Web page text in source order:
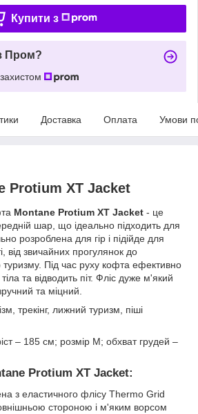
Купити з
Пром?
Доставка Оплата Умови
Protium XT Jacket
Montane Protium XT Jacket - це
шар, що ідеально підходить для
розроблена для гір і підійде для
від звичайних прогулянок до
туризму. Під час руху кофта ефективно
та відводить піт. Фліс дуже м'який
та міцний.
трекінг, лижний туризм, піші
– 185 см; розмір М; обхват грудей –
Protium XT Jacket:
з еластичного флісу Thermo Grid
стороною і м'яким ворсом